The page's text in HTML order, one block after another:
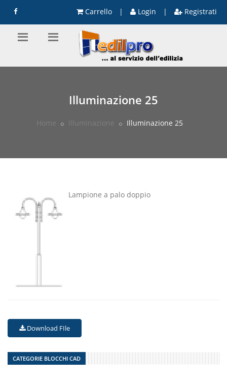
Carrello | Login | Registrati
Illuminazione 25
Home Illuminazione Illuminazione 25
Lampione a palo doppio
Download FIle
CATEGORIE BLOCCHI CAD